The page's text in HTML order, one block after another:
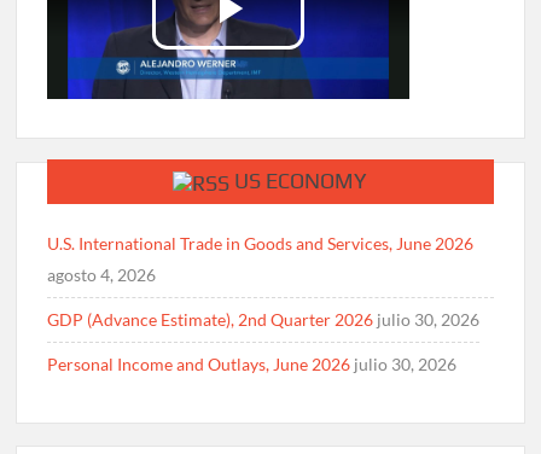
US ECONOMY
U.S. International Trade in Goods and Services, June 2026
agosto 4, 2026
GDP (Advance Estimate), 2nd Quarter 2026 julio 30, 2026
Personal Income and Outlays, June 2026 julio 30, 2026